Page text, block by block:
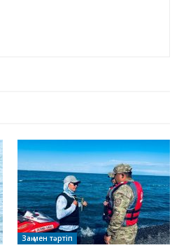
Заң мен тәртіп